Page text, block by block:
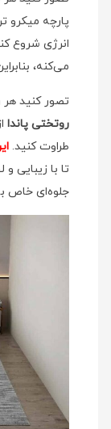
پارچه میکرو
انرژی شروع
می‌کنه،
تصور کنید
روتختی پاندا
طراوت کنید.
تا با زیبایی
جلوه‌ای خاص